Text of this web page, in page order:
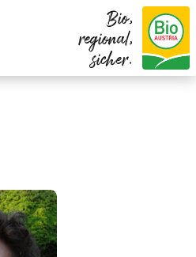
Bio,
regional,
sicher.